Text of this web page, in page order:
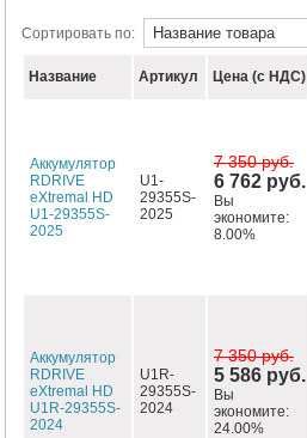
Сортировать по:
Название Артикул Цена (с НДС)
Аккумулятор
RDRIVE
eXtremal HD
U1-29355S-
2025
U1-
29355S-
2025
7 350 руб.
6 762 руб.
Вы
экономите:
8.00%
Аккумулятор
RDRIVE
eXtremal HD
U1R-29355S-
2024
U1R-
29355S-
2024
7 350 руб.
5 586 руб.
Вы
экономите:
24.00%